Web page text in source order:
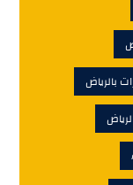
بالرياض